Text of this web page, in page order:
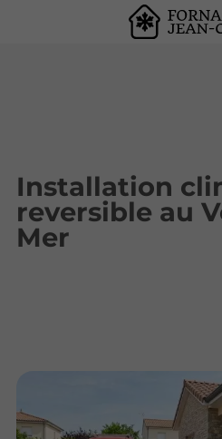
Installation
reversible au
Mer